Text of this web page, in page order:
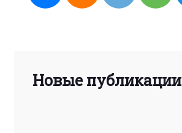
Новые публикации